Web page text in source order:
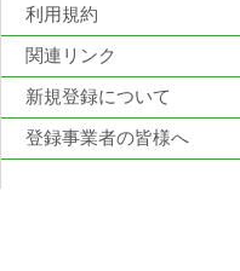
利用規約
関連リンク
新規登録について
登録事業者の皆様へ